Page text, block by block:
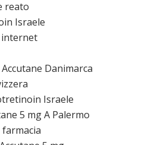
reato
Israele
internet
Danimarca
Israele
5 mg A Palermo
farmacia